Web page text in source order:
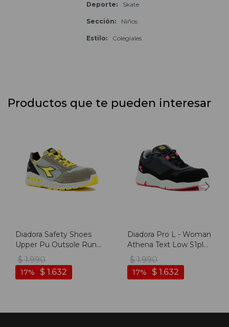
Deporte Skate
Sección Niños
Estilo Colegiales
Productos que te pueden interesar
Diadora Safety Shoes
Upper Pu Outsole Run
Net Ab Low S1ps Fo Sr -
Gris-plateado
$ 1.990
$ 1.632
17
Diadora Pro L - Woman
Athena Text Low S1pl
Fo Sr Esd - Gris-
magenta
$ 1.990
$ 1.632
17